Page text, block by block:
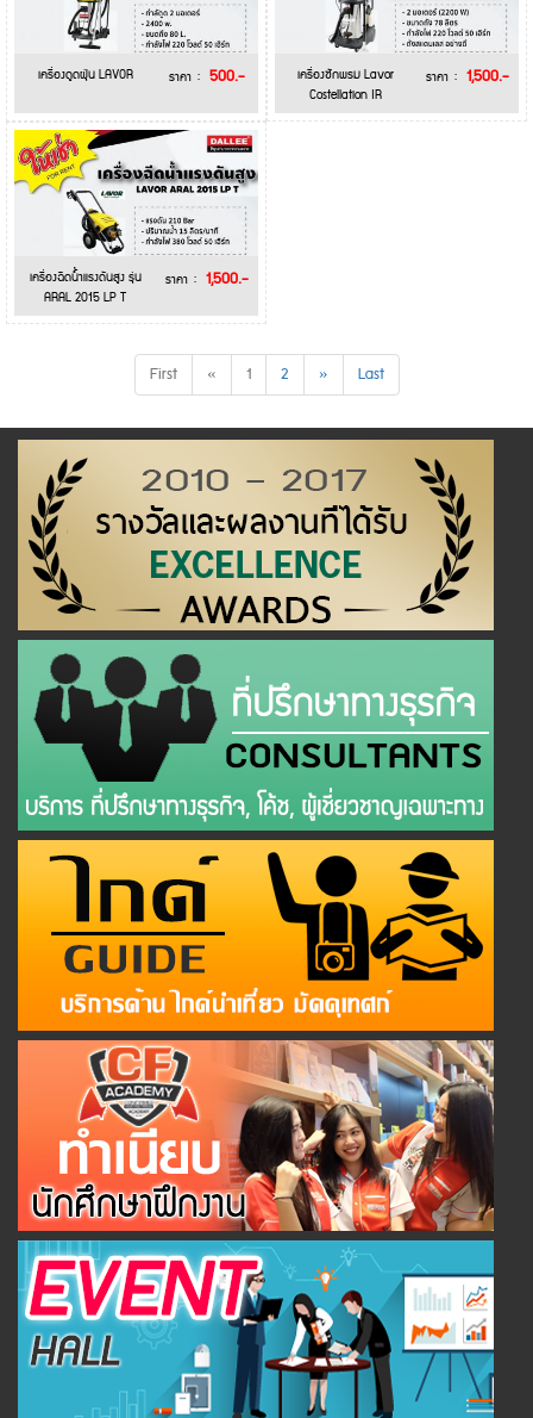
เครื่องดูดฝุ่น LAVOR ราคา :500.-
เครื่องซักพรม Lavor
Costellation IR
ราคา :1,500.-
เครื่องฉีดน้ำแรงดันสูง รุ่น
ARAL 2015 LP T
ราคา :1,500.-
First « 1 2 » Last